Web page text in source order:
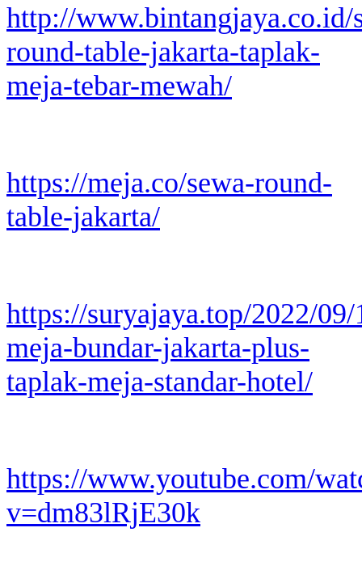
http://www.bintangjaya.co.id/
round-table-jakarta-taplak-
meja-tebar-mewah/
https://meja.co/sewa-round-
table-jakarta/
https://suryajaya.top/2022/09/
meja-bundar-jakarta-plus-
taplak-meja-standar-hotel/
https://www.youtube.com/
v=dm83lRjE30k